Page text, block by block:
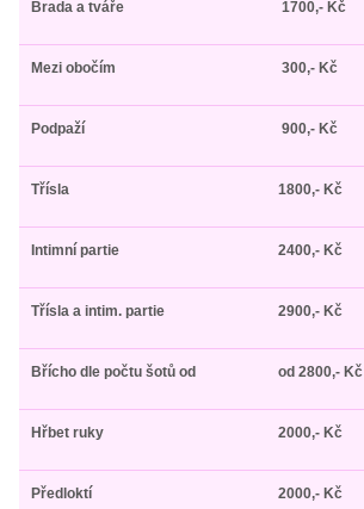
Brada a tváře 1700,- Kč
Mezi obočím 300,- Kč
Podpaží 900,- Kč
Třísla 1800,- Kč
Intimní partie 2400,- Kč
Třísla a intim. partie 2900,- Kč
Břícho dle počtu šotů od od 2800,- Kč
Hřbet ruky 2000,- Kč
Předloktí 2000,- Kč